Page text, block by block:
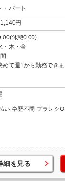
・パート
円
休憩0:00)
・木・金
めて週1から勤務できま
い 学歴不問 ブランク
細を見る